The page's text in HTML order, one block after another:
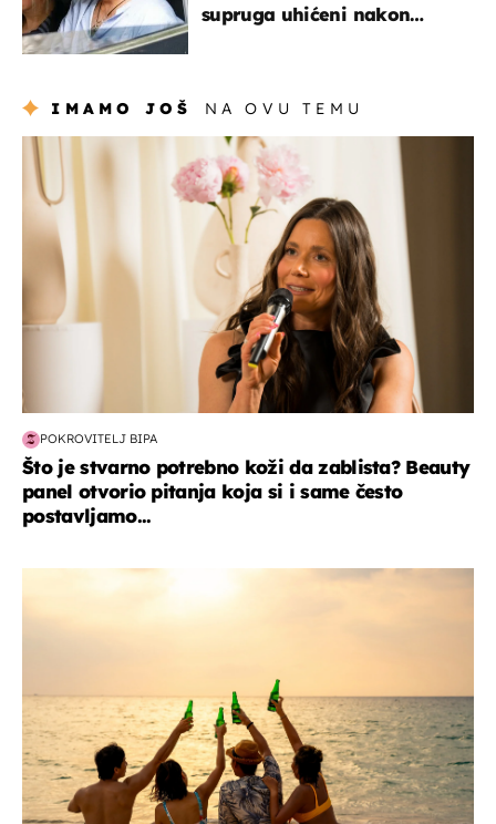
supruga uhićeni nakon
IMAMO JOŠ NA OVU TEMU
moda & ljepota
POKROVITELJ BIPA
Što je stvarno potrebno koži da zablista? Beauty
panel otvorio pitanja koja si i same često
postavljamo...